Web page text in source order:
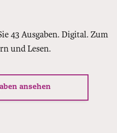
43 Ausgaben. Digital. Zum
und Lesen.
ansehen